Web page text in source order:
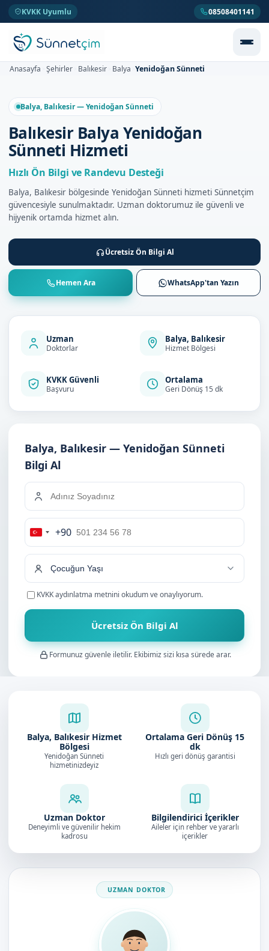
KVKK Uyumlu 08508401141
Anasayfa Şehirler Balıkesir Balya Yenidoğan Sünneti
Balya, Balıkesir — Yenidoğan Sünneti
Balıkesir Balya Yenidoğan
Sünneti Hizmeti
Hızlı Ön Bilgi ve Randevu Desteği
Balya, Balıkesir bölgesinde Yenidoğan Sünneti hizmeti Sünnetçim
güvencesiyle sunulmaktadır. Uzman doktorumuz ile güvenli ve
hijyenik ortamda hizmet alın.
Ücretsiz Ön Bilgi Al
Hemen Ara WhatsApp'tan Yazın
Uzman
Doktorlar
Balya, Balıkesir
Hizmet Bölgesi
KVKK Güvenli
Başvuru
Ortalama
Geri Dönüş 15 dk
Balya, Balıkesir — Yenidoğan Sünneti
Bilgi Al
Turkey
+90
+90
KVKK aydınlatma metnini okudum ve onaylıyorum.
Ücretsiz Ön Bilgi Al
Formunuz güvenle iletilir. Ekibimiz sizi kısa sürede arar.
Balya, Balıkesir Hizmet
Bölgesi
Yenidoğan Sünneti
hizmetinizdeyiz
Ortalama Geri Dönüş 15
dk
Hızlı geri dönüş garantisi
Uzman Doktor
Deneyimli ve güvenilir hekim
kadrosu
Bilgilendirici İçerikler
Aileler için rehber ve yararlı
içerikler
Doktorumuz